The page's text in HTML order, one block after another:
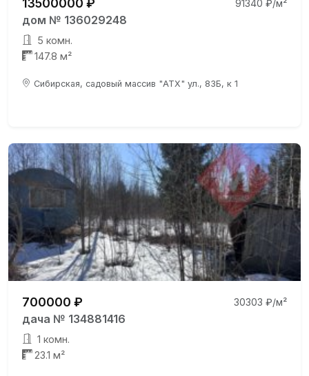
91340 ₽/м²
дом № 136029248
5 комн.
147.8 м²
Сибирская, садовый массив "АТХ" ул., 83Б, к 1
700000 ₽ 30303 ₽/м²
дача № 134881416
1 комн.
23.1 м²